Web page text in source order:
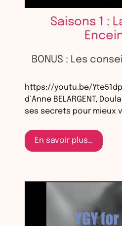
Saisons 1 :
BONUS : Les
https://youtu.be/
d’Anne BELARGENT,
ses secrets pour mieux
En savoir plus…